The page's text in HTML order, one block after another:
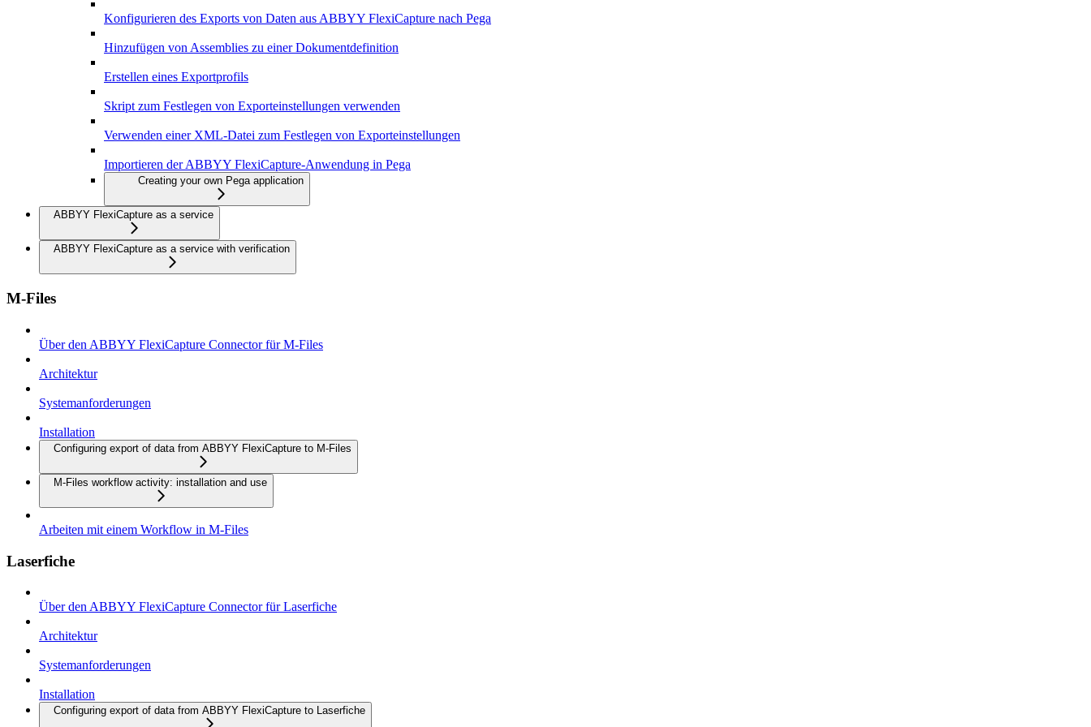
Konfigurieren des Exports von Daten aus ABBYY FlexiCapture nach Pega
Hinzufügen von Assemblies zu einer Dokumentdefinition
Erstellen eines Exportprofils
Skript zum Festlegen von Exporteinstellungen verwenden
Verwenden einer XML-Datei zum Festlegen von Exporteinstellungen
Importieren der ABBYY FlexiCapture-Anwendung in Pega
Creating your own Pega application
ABBYY FlexiCapture as a service
ABBYY FlexiCapture as a service with verification
M-Files
Über den ABBYY FlexiCapture Connector für M-Files
Architektur
Systemanforderungen
Installation
Configuring export of data from ABBYY FlexiCapture to M-Files
M-Files workflow activity: installation and use
Arbeiten mit einem Workflow in M-Files
Laserfiche
Über den ABBYY FlexiCapture Connector für Laserfiche
Architektur
Systemanforderungen
Installation
Configuring export of data from ABBYY FlexiCapture to Laserfiche